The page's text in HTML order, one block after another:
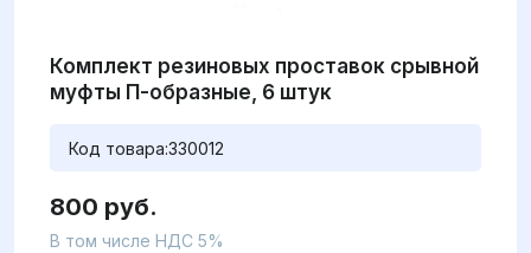
Комплект резиновых проставок срывной
муфты П-образные, 6 штук
Код товара:330012
800 руб.
В том числе НДС 5%